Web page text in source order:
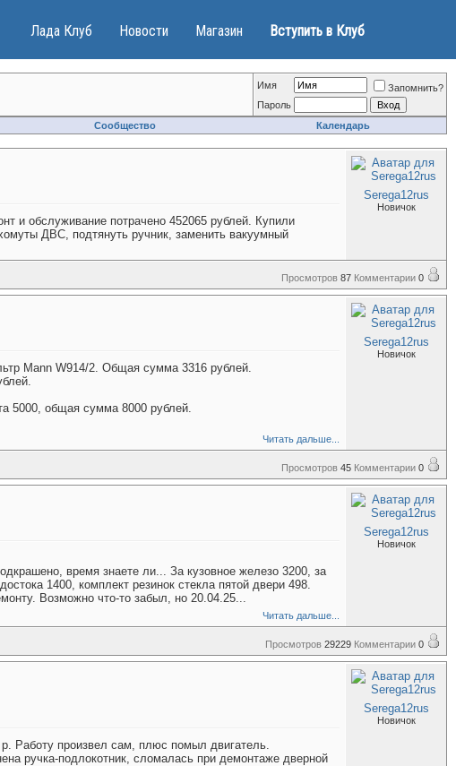
Лада Клуб Новости Магазин Вступить в Клуб
Имя
Запомнить?
Пароль
Сообщество Календарь
и обслуживание потрачено 452065 рублей. Купили
ДВС, подтянуть ручник, заменить вакуумный
Serega12rus
Новичок
Просмотров 87 Комментарии 0
Mann W914/2. Общая сумма 3316 рублей.
5000, общая сумма 8000 рублей.
Читать дальше...
Serega12rus
Новичок
Просмотров 45 Комментарии 0
время знаете ли... За кузовное железо 3200, за
1400, комплект резинок стекла пятой двери 498.
Возможно что-то забыл, но 20.04.25...
Читать дальше...
Serega12rus
Новичок
Просмотров 29229 Комментарии 0
Работу произвел сам, плюс помыл двигатель.
ручка-подлокотник, сломалась при демонтаже дверной
Serega12rus
Новичок